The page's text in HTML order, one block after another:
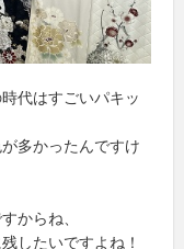
代はすごいパキッ
かったんですけ
らね、
たいですよね！